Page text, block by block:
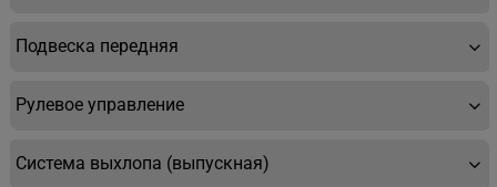
Подвеска передняя
Рулевое управление
Система выхлопа (выпускная)